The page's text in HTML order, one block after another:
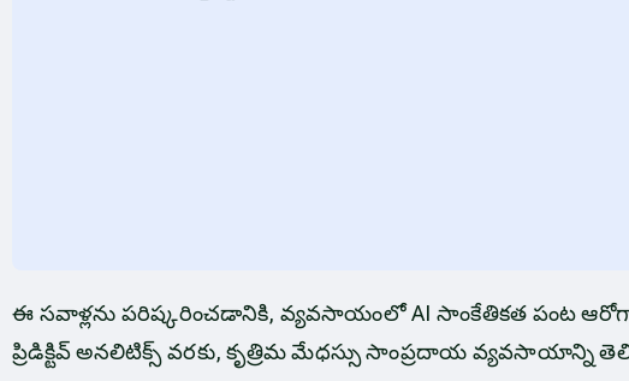
ఈ సవాళ్లను పరిష్కరించడానికి, వ్యవసాయంలో AI సాంకేతికత పంట
ప్రిడిక్టివ్ అనలిటిక్స్ వరకు, కృత్రిమ మేధస్సు సాంప్రదాయ వ్యవసాయాన్ని